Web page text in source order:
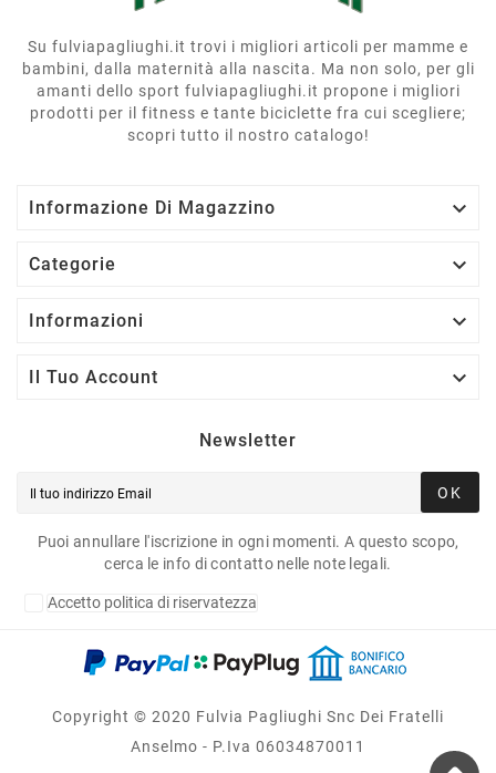
Su fulviapagliughi.it trovi i migliori articoli per mamme e
bambini, dalla maternità alla nascita. Ma non solo, per gli
amanti dello sport fulviapagliughi.it propone i migliori
prodotti per il fitness e tante biciclette fra cui scegliere;
scopri tutto il nostro catalogo!
Informazione Di Magazzino 
Categorie 
Informazioni 
Il Tuo Account 
Newsletter
OK
Puoi annullare l'iscrizione in ogni momenti. A questo scopo,
cerca le info di contatto nelle note legali.
Accetto politica di riservatezza
Copyright © 2020 Fulvia Pagliughi Snc Dei Fratelli
Anselmo - P.Iva 06034870011